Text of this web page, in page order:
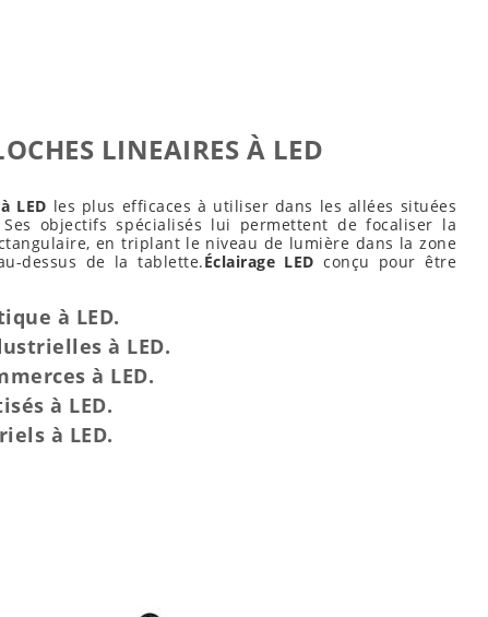
LINEAIRES À LED
LED les plus efficaces à utiliser dans les allées situées
objectifs spécialisés lui permettent de focaliser la
en triplant le niveau de lumière dans la zone
dessus de la tablette.Éclairage LED conçu pour être
à LED.
à LED.
à LED.
à LED.
à LED.